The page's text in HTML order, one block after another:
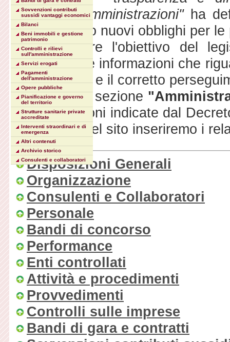
pubbliche amministrazioni"ha
introducendo nuovi obblighi per
In particolare l'obiettivo del
accessibili le informazioni che
delle risorse e il corretto
Nella nuova sezione
le informazioni indicate dal
pubblicate nel sito inseriremo i
Disposizioni Generali
Organizzazione
Consulenti e Collaboratori
Personale
Bandi di concorso
Performance
Enti controllati
Attività e procedimenti
Provvedimenti
Controlli sulle imprese
Bandi di gara e contratti
Sovvenzioni contributi
sussidi vantaggi economici
Bilanci
Beni immobili e gestione
patrimonio
Controlli e rilievi
sull'amministrazione
Servizi erogati
Pagamenti
dell'amministrazione
Opere pubbliche
Pianificazione e governo
del territorio
Strutture sanitarie private
accreditate
Interventi straordinari e di
emergenza
Altri contenuti
Archivio storico
Consulenti e collaboratori